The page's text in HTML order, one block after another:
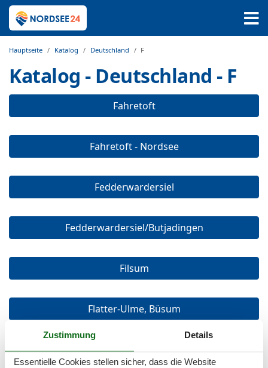
Hauptseite Katalog Deutschland F
Katalog - Deutschland - F
Fahretoft
Fahretoft - Nordsee
Fedderwardersiel
Fedderwardersiel/Butjadingen
Filsum
Flatter-Ulme, Büsum
Föhr
Zustimmung Details
Essentielle Cookies stellen sicher, dass die Website